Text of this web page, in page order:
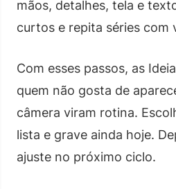
mãos, detalhes, tela e
curtos e repita séries com
Com esses passos, as
quem não gosta de
câmera viram rotina.
lista e grave ainda hoje.
ajuste no próximo ciclo.